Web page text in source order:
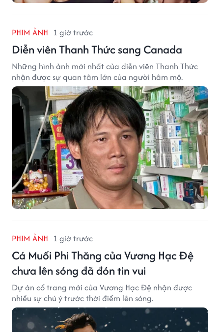
PHIM ẢNH 1 giờ trước
Diễn viên Thanh Thức sang Canada
Những hình ảnh mới nhất của diễn viên Thanh Thức
nhận được sự quan tâm lớn của người hâm mộ.
PHIM ẢNH 1 giờ trước
Cá Muối Phi Thăng của Vương Hạc Đệ
chưa lên sóng đã đón tin vui
Dự án cổ trang mới của Vương Hạc Đệ nhận được
nhiều sự chú ý trước thời điểm lên sóng.